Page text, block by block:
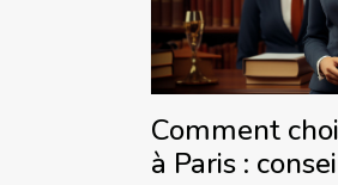
Comment
à Paris :